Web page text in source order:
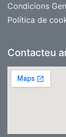
Condicions
Política de
Contacteu